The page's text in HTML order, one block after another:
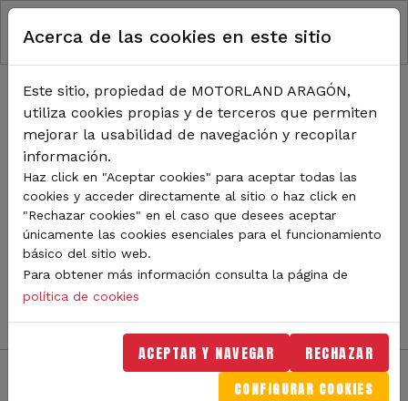
Pasar al contenido principal
RUTA DE NAVEGACIÓN
Inicio Noticias
TODA LA ACTUALIDAD DE
MOTORLAND
Sigue de cerca todas las novedades de MotorLand
Aragón. Aquí encontrarás noticias sobre eventos,
competiciones, pilotos, novedades del circuito y
mucho más. Filtra por categoría o tipo de contenido y
no te pierdas nada del mundo del motor.
Acerca de las cookies en este sitio
Este sitio, propiedad de MOTORLAND ARAGÓN,
utiliza cookies propias y de terceros que permiten
mejorar la usabilidad de navegación y recopilar
información.
Haz click en "Aceptar cookies" para aceptar todas las
cookies y acceder directamente al sitio o haz click en
"Rechazar cookies" en el caso que desees aceptar
únicamente las cookies esenciales para el funcionamiento
básico del sitio web.
Para obtener más información consulta la página de
política de cookies
ACEPTAR Y NAVEGAR RECHAZAR
CONFIGURAR COOKIES